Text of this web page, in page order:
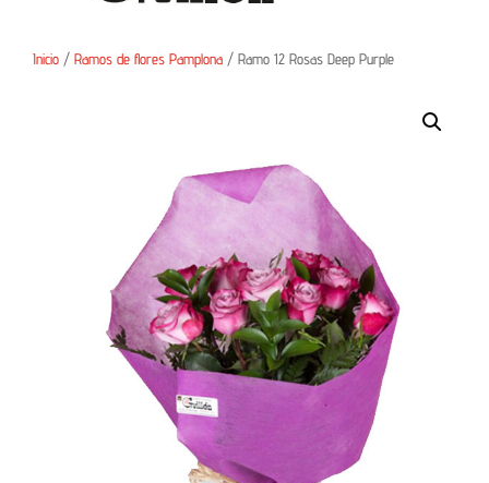
Inicio / Ramos de flores Pamplona / Ramo 12 Rosas Deep Purple